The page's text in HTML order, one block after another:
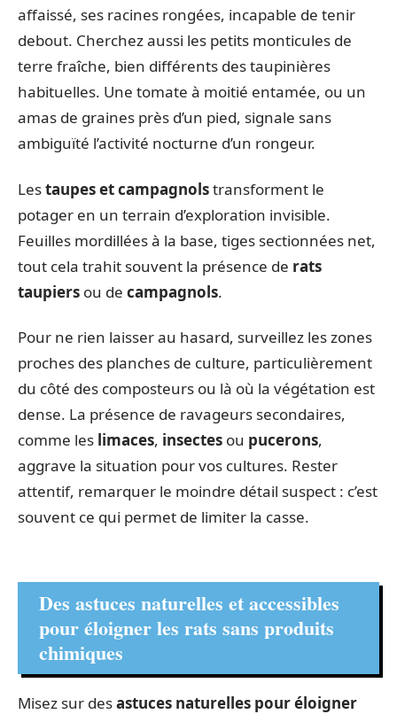
affaissé, ses racines rongées, incapable de tenir
debout. Cherchez aussi les petits monticules de
terre fraîche, bien différents des taupinières
habituelles. Une tomate à moitié entamée, ou un
amas de graines près d’un pied, signale sans
ambiguïté l’activité nocturne d’un rongeur.
Lestaupes et campagnolstransforment le
potager en un terrain d’exploration invisible.
Feuilles mordillées à la base, tiges sectionnées net,
tout cela trahit souvent la présence de rats
taupiers ou de campagnols.
Pour ne rien laisser au hasard, surveillez les zones
proches des planches de culture, particulièrement
du côté des composteurs ou là où la végétation est
dense. La présence de ravageurs secondaires,
comme les limaces, insectes ou pucerons,
aggrave la situation pour vos cultures. Rester
attentif, remarquer le moindre détail suspect : c’est
souvent ce qui permet de limiter la casse.
Des astuces naturelles et accessibles
pour éloigner les rats sans produits
chimiques
Misez sur desastuces naturelles pour éloigner